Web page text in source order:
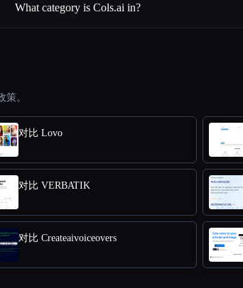
What category is Cols.ai in?
。
对比 Lovo
对比 VERBATIK
对比 Createaivoiceovers